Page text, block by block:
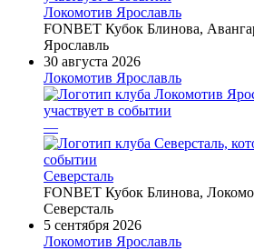
Локомотив Ярославль
FONBET Кубок Блинова,
Ярославль
30 августа 2026
Локомотив Ярославль
—
Северсталь
FONBET Кубок Блинова,
Северсталь
5 сентября 2026
Локомотив Ярославль